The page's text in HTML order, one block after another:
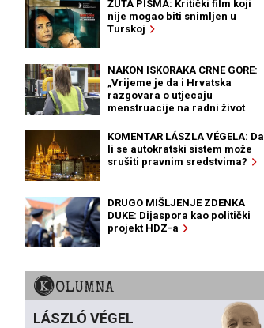
ŽUTA PISMA: Kritički film koji
nije mogao biti snimljen u
Turskoj
NAKON ISKORAKA CRNE GORE:
„Vrijeme je da i Hrvatska
razgovara o utjecaju
menstruacije na radni život
KOMENTAR LÁSZLA VÉGELA: Da
li se autokratski sistem može
srušiti pravnim sredstvima?
DRUGO MIŠLJENJE ZDENKA
DUKE: Dijaspora kao politički
projekt HDZ-a
KOLUMNA
LÁSZLÓ VÉGEL